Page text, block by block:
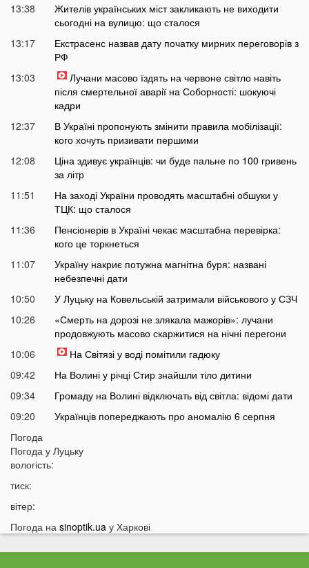
13:38
Жителів українських міст закликають не виходити
сьогодні на вулицю: що сталося
13:17
Екстрасенс назвав дату початку мирних переговорів з
РФ
13:03
Лучани масово їздять на червоне світло навіть
після смертельної аварії на Соборності: шокуючі
кадри
12:37
В Україні пропонують змінити правила мобілізації:
кого хочуть призивати першими
12:08
Ціна здивує українців: чи буде пальне по 100 гривень
за літр
11:51
На заході України проводять масштабні обшуки у
ТЦК: що сталося
11:36
Пенсіонерів в Україні чекає масштабна перевірка:
кого це торкнеться
11:07
Україну накриє потужна магнітна буря: названі
небезпечні дати
10:50
У Луцьку на Ковельській затримали військового у СЗЧ
10:26
«Смерть на дорозі не злякала мажорів»: лучани
продовжують масово скаржитися на нічні перегони
10:06
На Світязі у воді помітили гадюку
09:42
На Волині у річці Стир знайшли тіло дитини
09:34
Громаду на Волині відключать від світла: відомі дати
09:20
Українців попереджають про аномалію 6 серпня
09:05
вважався зниклим безвісти
21:32
20:21
Ці продукти потрібно викинути через 48 годин: вони
можуть бути небезпечними
Погода
Погода у Луцьку
вологість:
тиск:
вітер:
Погода на sinoptik.ua у Харкові